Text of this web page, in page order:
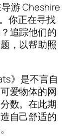
游 Cheshire
你正在寻找
追踪他们的
，以帮助照
》是不言自
爱物体的网
数。在此期
自己舒适的